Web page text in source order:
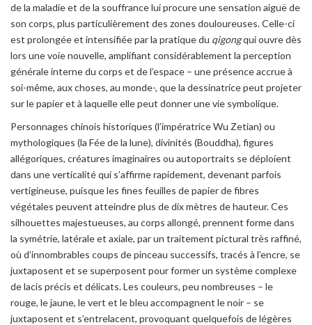
de la maladie et de la souffrance lui procure une sensation aiguë de
son corps, plus particulièrement des zones douloureuses. Celle-ci
est prolongée et intensifiée par la pratique du qigongqui ouvre dès
lors une voie nouvelle, amplifiant considérablement la perception
générale interne du corps et de l’espace – une présence accrue à
soi-même, aux choses, au monde-, que la dessinatrice peut projeter
sur le papier et à laquelle elle peut donner une vie symbolique.
Personnages chinois historiques (l’impératrice Wu Zetian) ou
mythologiques (la Fée de la lune), divinités (Bouddha), figures
allégoriques, créatures imaginaires ou autoportraits se déploient
dans une verticalité qui s’affirme rapidement, devenant parfois
vertigineuse, puisque les fines feuilles de papier de fibres
végétales peuvent atteindre plus de dix mètres de hauteur. Ces
silhouettes majestueuses, au corps allongé, prennent forme dans
la symétrie, latérale et axiale, par un traitement pictural très raffiné,
où d’innombrables coups de pinceau successifs, tracés à l’encre, se
juxtaposent et se superposent pour former un système complexe
de lacis précis et délicats. Les couleurs, peu nombreuses – le
rouge, le jaune, le vert et le bleu accompagnent le noir – se
juxtaposent et s’entrelacent, provoquant quelquefois de légères